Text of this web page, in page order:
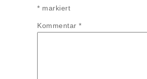
* markiert
Kommentar *